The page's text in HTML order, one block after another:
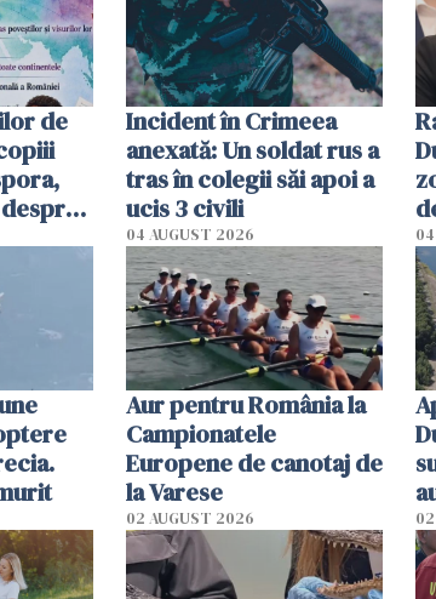
de
volum
Incident în Crimeea
anexată: Un soldat rus a
tras în colegii săi apoi a
ucis 3 civili
04 AUGUST 2026
Aur pentru România la
Campionatele
Europene de canotaj de
la Varese
02 AUGUST 2026